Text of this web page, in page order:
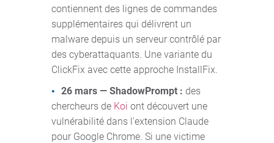
contiennent des lignes de commandes
supplémentaires qui délivrent un
malware depuis un serveur contrôlé par
des cyberattaquants. Une variante du
ClickFix avec cette approche InstallFix.
26 mars — ShadowPrompt : des
chercheurs de Koi ont découvert une
vulnérabilité dans l'extension Claude
pour Google Chrome. Si une victime